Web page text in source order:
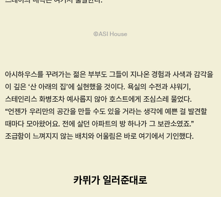
ⒸASI House
아시하우스를 꾸려가는 젊은 부부도 그들이 지나온 경험과 사색과 감각을
이 깊은 ‘산 아래의 집’에 실현했을 것이다. 욕실의 수전과 샤워기,
스테인리스 화병조차 예사롭지 않아 호스트에게 조심스레 물었다.
“언젠가 우리만의 공간을 만들 수도 있을 거라는 생각에 예쁜 걸 발견할
때마다 모아왔어요. 전에 살던 아파트의 방 하나가 그 보관소였죠.”
조급함이 느껴지지 않는 배치와 어울림은 바로 여기에서 기인했다.
카뮈가 일러준대로